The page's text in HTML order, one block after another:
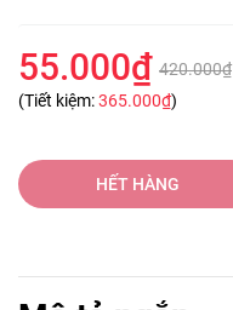
55.000₫ 420.000₫
(Tiết kiệm:365.000₫)
HẾT HÀNG